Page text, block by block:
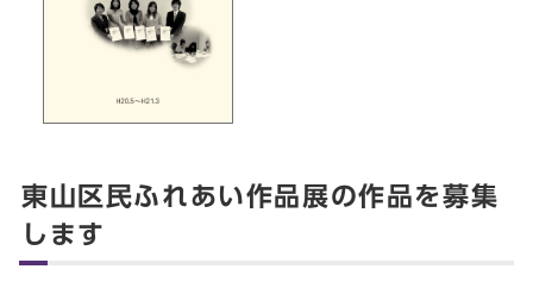
東山区民ふれあい作品展の作品を募集
します